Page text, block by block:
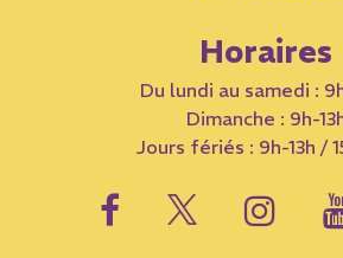
Horaires
Du lundi au samedi :
Dimanche : 9h-
Jours fériés : 9h-13h /